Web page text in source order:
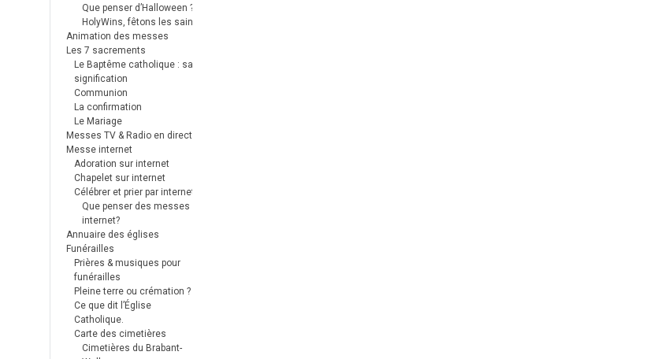
Que penser d’Halloween ?
HolyWins, fêtons les saints !
Animation des messes
Les 7 sacrements
Le Baptême catholique : sa
signification
Communion
La confirmation
Le Mariage
Messes TV & Radio en direct
Messe internet
Adoration sur internet
Chapelet sur internet
Célébrer et prier par internet
Que penser des messes
internet?
Annuaire des églises
Funérailles
Prières & musiques pour
funérailles
Pleine terre ou crémation ?
Ce que dit l’Église
Catholique.
Carte des cimetières
Cimetières du Brabant-